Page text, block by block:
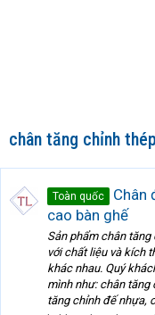
chân tăng chỉnh
Toàn quốc
Chân
cao bàn ghế
Sản phẩm chân
với chất liệu và kích
khác nhau. Quý
mình như: chân tăng
tăng chỉnh đế nhựa,